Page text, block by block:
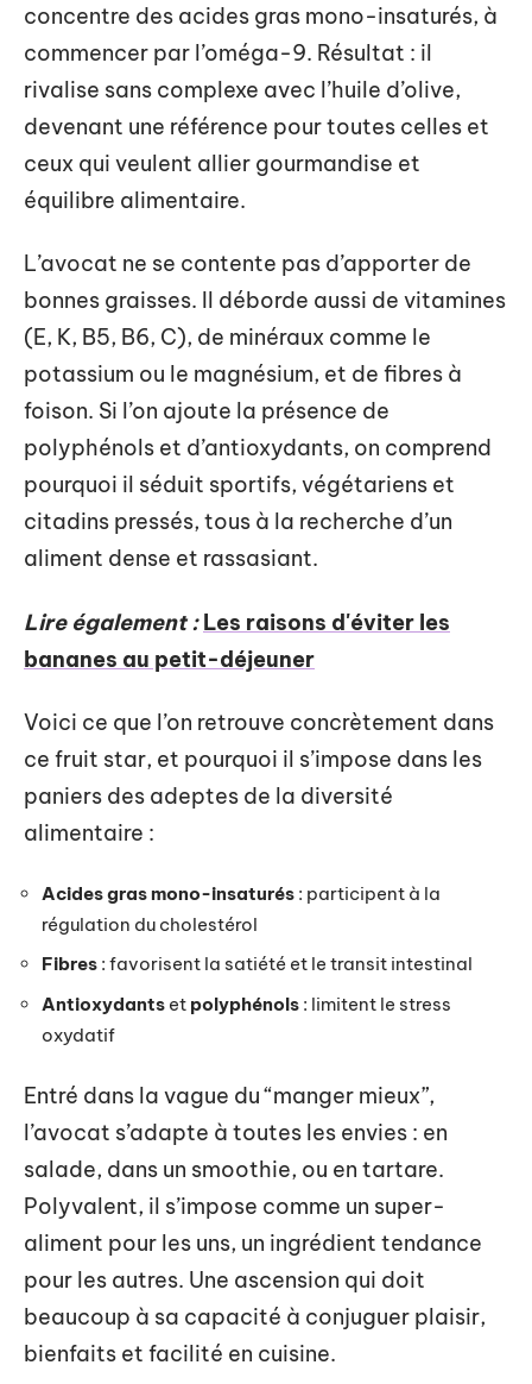
concentre des acides gras mono-insaturés, à
commencer par l’oméga-9. Résultat : il
rivalise sans complexe avec l’huile d’olive,
devenant une référence pour toutes celles et
ceux qui veulent allier gourmandise et
équilibre alimentaire.
L’avocat ne se contente pas d’apporter de
bonnes graisses. Il déborde aussi de vitamines
(E, K, B5, B6, C), de minéraux comme le
potassium ou le magnésium, et de fibres à
foison. Si l’on ajoute la présence de
polyphénols et d’antioxydants, on comprend
pourquoi il séduit sportifs, végétariens et
citadins pressés, tous à la recherche d’un
aliment dense et rassasiant.
Lire également : Les raisons d'éviter les
bananes au petit-déjeuner
Voici ce que l’on retrouve concrètement dans
ce fruit star, et pourquoi il s’impose dans les
paniers des adeptes de la diversité
alimentaire :
Acides gras mono-insaturés : participent à la
régulation du cholestérol
Fibres : favorisent la satiété et le transit intestinal
Antioxydants et polyphénols : limitent le stress
oxydatif
Entré dans la vague du “manger mieux”,
l’avocat s’adapte à toutes les envies : en
salade, dans un smoothie, ou en tartare.
Polyvalent, il s’impose comme un super-
aliment pour les uns, un ingrédient tendance
pour les autres. Une ascension qui doit
beaucoup à sa capacité à conjuguer plaisir,
bienfaits et facilité en cuisine.